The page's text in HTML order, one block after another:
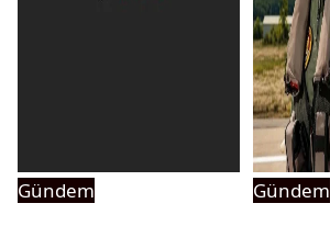
Gündem
Gündem